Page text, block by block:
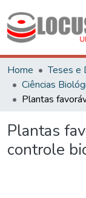
Home
Teses e
Plantas
controle